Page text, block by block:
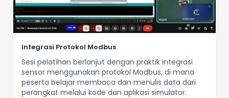
Integrasi Protokol Modbus
Sesi pelatihan berlanjut dengan praktik integrasi
sensor menggunakan protokol Modbus, di mana
peserta belajar membaca dan menulis data dari
perangkat melalui kode dan aplikasi simulator.